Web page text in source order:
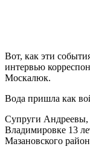
Вот, как эти
интервью
Москалюк.
Вода пришла как
Супруги
Владимировке 13
Мазановского